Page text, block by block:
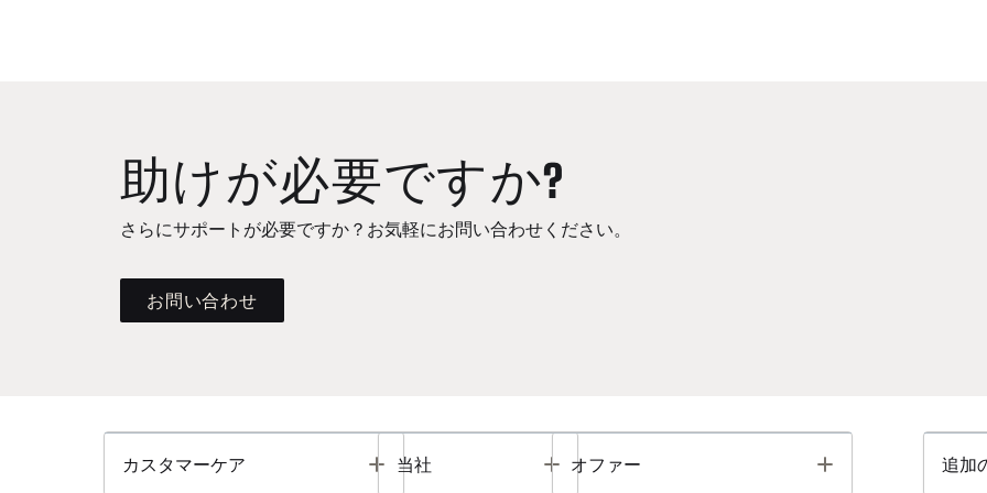
助けが必要ですか?
さらにサポートが必要ですか？お気軽にお問い合わせください。
お問い合わせ
カスタマーケア Toggle
当社 Toggle
オファー Toggle 追加